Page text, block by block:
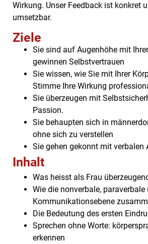
Wirkung. Unser Feedback ist konkret
umsetzbar.
Ziele
Sie sind auf Augenhöhe mit
gewinnen Selbstvertrauen
Sie wissen, wie Sie mit Ihrer
Stimme Ihre Wirkung
Sie überzeugen mit
Passion.
Sie behaupten sich in
ohne sich zu verstellen
Sie gehen gekonnt mit verbalen
Inhalt
Was heisst als Frau
Wie die nonverbale, paraverbale
Kommunikationsebene
Die Bedeutung des ersten
Sprechen ohne Worte:
erkennen